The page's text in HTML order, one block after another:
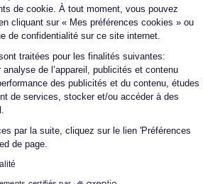
de cookie. À tout moment, vous pouvez
cliquant sur « Mes préférences cookies » ou
de confidentialité sur ce site internet.
traitées pour les finalités suivantes:
de l’appareil, publicités et contenu
des publicités et du contenu, études
de services, stocker et/ou accéder à des
par la suite, cliquez sur le lien 'Préférences
de page.
Axeptio consentCertiDeal
ici, vous bénéficiez de garanties